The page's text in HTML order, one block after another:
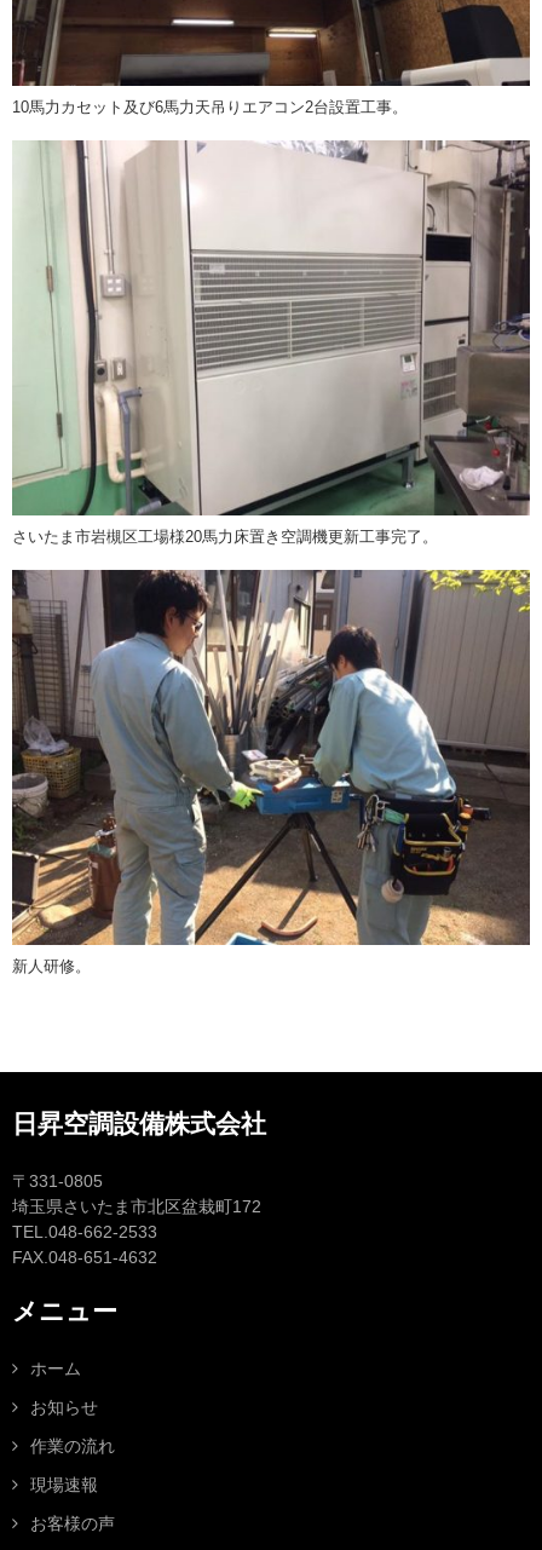
10馬力カセット及び6馬力天吊りエアコン2台設置工事。
さいたま市岩槻区工場様20馬力床置き空調機更新工事完了。
新人研修。
日昇空調設備株式会社
〒331-0805
埼玉県さいたま市北区盆栽町172
TEL.048-662-2533
FAX.048-651-4632
メニュー
ホーム
お知らせ
作業の流れ
現場速報
お客様の声